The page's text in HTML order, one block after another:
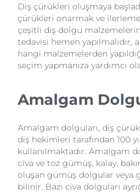
Diş çürükleri oluşmaya
çürükleri onarmak ve
çeşitli diş dolgu
tedavisi hemen yapılmalıdır,
hangi malzemelerden
seçim yapmanıza yardımcı
Amalgam
Amalgam dolguları, diş
diş hekimleri tarafından 100
kullanılmaktadır. Amalgam
civa ve toz gümüş, kalay,
oluşan gümüş dolgular veya
bilinir. Bazı civa dolguları